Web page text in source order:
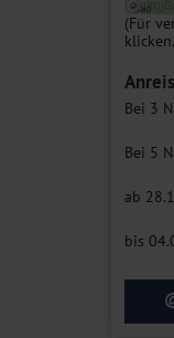
(Für
Bei 3
Bei 5
ab
bis